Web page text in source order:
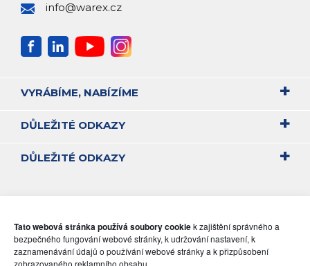
Tato webová stránka používá soubory cookiek zajištění správného a
bezpečného fungování webové stránky, k udržování nastavení, k
zaznamenávání údajů o používání webové stránky a k přizpůsobení
zobrazovaného reklamního obsahu.
info@warex.cz
VYRÁBÍME, NABÍZÍME
DŮLEŽITÉ ODKAZY
DŮLEŽITÉ ODKAZY